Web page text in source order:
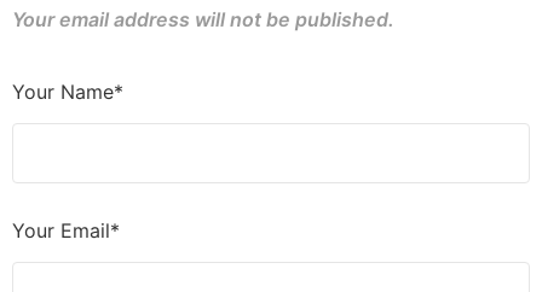
Your email address will not be published.
Your Name*
Your Email*